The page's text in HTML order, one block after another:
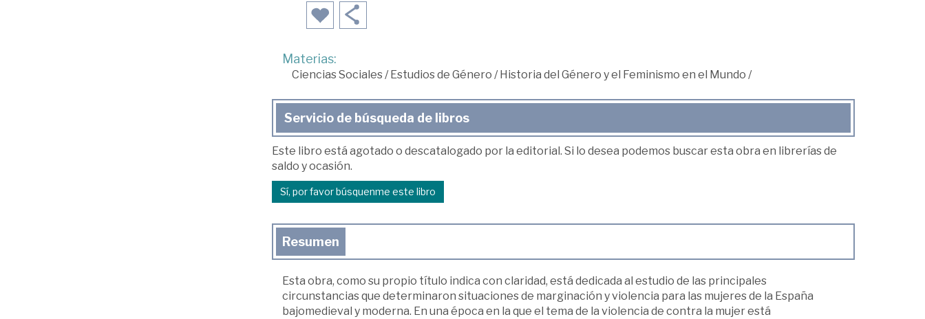
Materias:
Ciencias Sociales/Estudios de Género /Historia del Género y el Feminismo en el Mundo /
Servicio de búsqueda de libros
Este libro está agotado o descatalogado por la editorial. Si lo desea podemos buscar esta obra en librerías de
saldo y ocasión.
Sí, por favor búsquenme este libro
Resumen
Esta obra, como su propio título indica con claridad, está dedicada al estudio de las principales
circunstancias que determinaron situaciones de marginación y violencia para las mujeres de la España
bajomedieval y moderna. En una época en la que el tema de la violencia de contra la mujer está